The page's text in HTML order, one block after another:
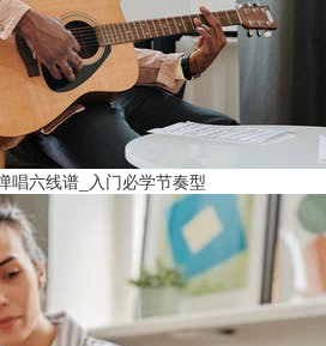
唱六线谱_入门必学节奏型